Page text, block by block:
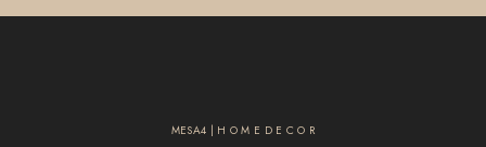
MESA4 | H O M E D E C O R